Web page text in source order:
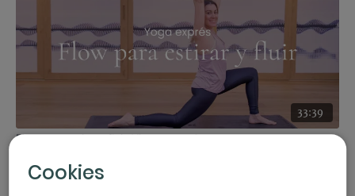
33:39
Flow para estirar y fluir. Vinyasa con Anna
Cookies